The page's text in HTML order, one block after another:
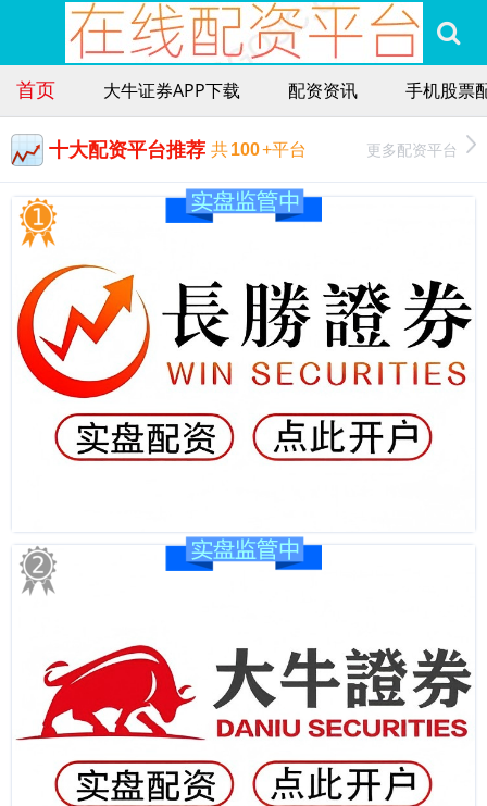
首页 大牛证券APP下载 配资资讯 手机股票
十大配资平台推荐 共100+平台 更多配资平台